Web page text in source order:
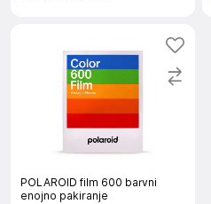
POLAROID film 600 barvni
enojno pakiranje